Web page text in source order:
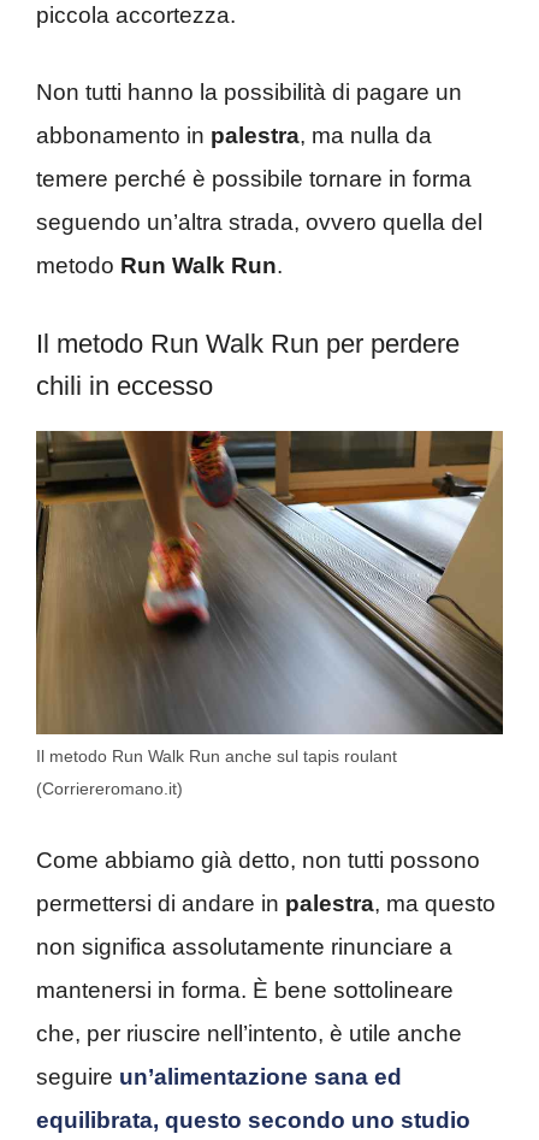
piccola accortezza.
Non tutti hanno la possibilità di pagare un
abbonamento in palestra, ma nulla da
temere perché è possibile tornare in forma
seguendo un’altra strada, ovvero quella del
metodo Run Walk Run.
Il metodo Run Walk Run per perdere
chili in eccesso
Il metodo Run Walk Run anche sul tapis roulant
(Corriereromano.it)
Come abbiamo già detto, non tutti possono
permettersi di andare in palestra, ma questo
non significa assolutamente rinunciare a
mantenersi in forma. È bene sottolineare
che, per riuscire nell’intento, è utile anche
seguire un’alimentazione sana ed
equilibrata, questo secondo uno studio